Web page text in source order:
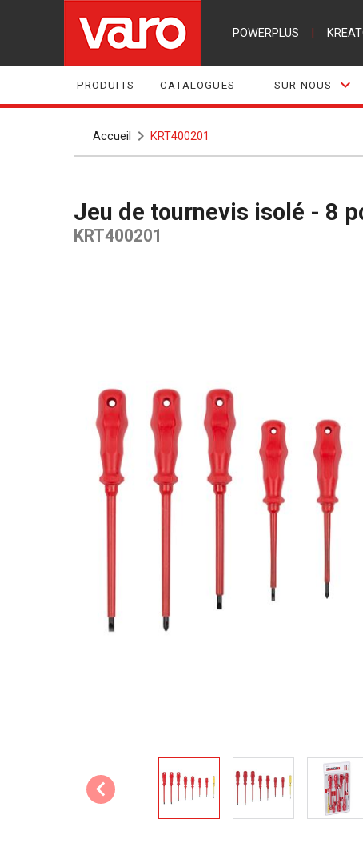
POWERPLUS
PRODUITS CATALOGUES SUR NOUS
Accueil KRT400201
Jeu de tournevis isolé - 8
KRT400201